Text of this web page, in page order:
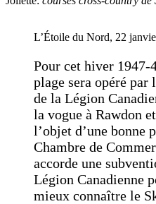
L’Étoile du Nord, 22
Pour cet hiver 1947-
plage sera opéré
de la Légion
la vogue à Rawdon
l’objet d’une bonne
Chambre de
accorde une
Légion Canadienne
mieux connaître le